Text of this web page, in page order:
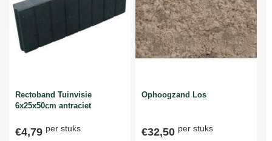
Rectoband Tuinvisie
6x25x50cm antraciet
€4,79 per stuks
Ophoogzand Los
€32,50 per stuks